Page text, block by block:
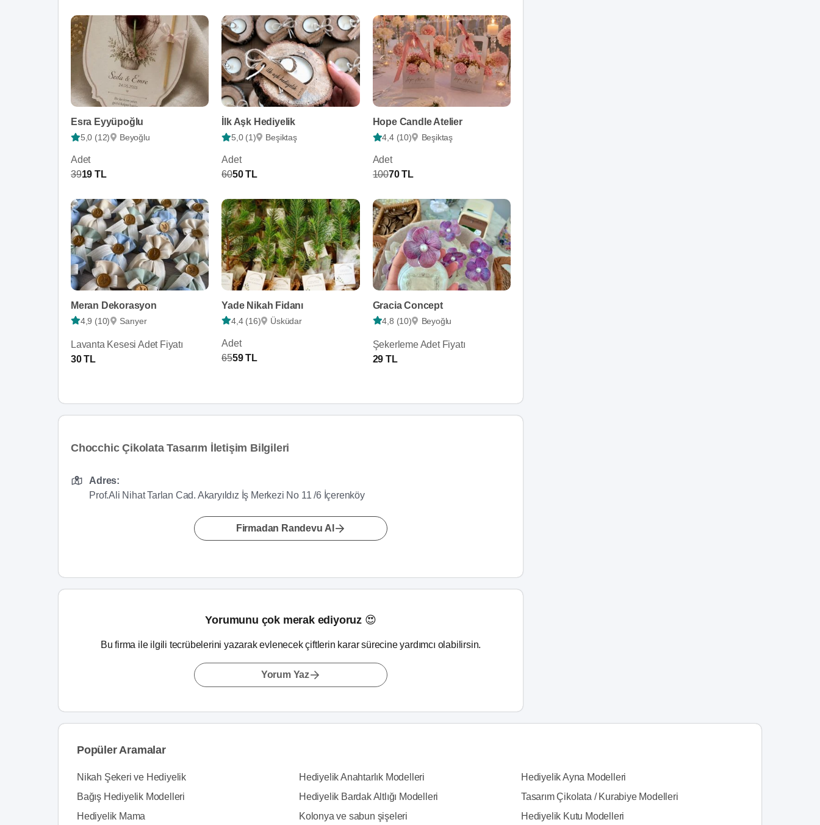
Esra Eyyüpoğlu
5,0 (12) Beyoğlu
Adet
3919 TL
İlk Aşk Hediyelik
5,0 (1) Beşiktaş
Adet
6050 TL
Hope Candle Atelier
4,4 (10) Beşiktaş
Adet
10070 TL
Meran Dekorasyon
4,9 (10) Sarıyer
Lavanta Kesesi Adet Fiyatı
30 TL
Yade Nikah Fidanı
4,4 (16) Üsküdar
Adet
6559 TL
Gracia Concept
4,8 (10) Beyoğlu
Şekerleme Adet Fiyatı
29 TL
Chocchic Çikolata Tasarım İletişim Bilgileri
Adres:
Prof.Ali Nihat Tarlan Cad. Akaryıldız İş Merkezi No 11 /6 İçerenköy
Firmadan Randevu Al
Yorumunu çok merak ediyoruz 😍
Bu firma ile ilgili tecrübelerini yazarak evlenecek çiftlerin karar sürecine yardımcı olabilirsin.
Yorum Yaz
Popüler Aramalar
Nikah Şekeri ve Hediyelik Hediyelik Anahtarlık Modelleri
Hediyelik Ayna Modelleri
Bağış Hediyelik Modelleri
Hediyelik Bardak Altlığı Modelleri
Tasarım Çikolata / Kurabiye Modelleri
Hediyelik Mama
Kolonya ve sabun şişeleri
Hediyelik Kutu Modelleri